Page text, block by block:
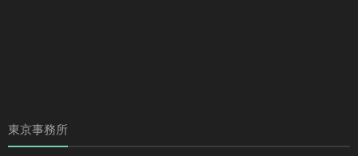
東京事務所